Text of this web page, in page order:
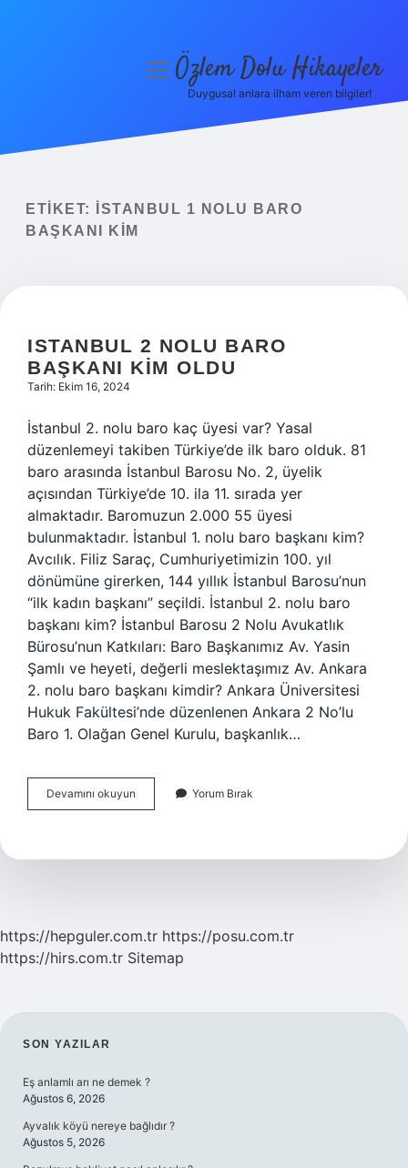
Yasal Uyarı
menüyüÖzlem Dolu Hikayeler
Duygusal anlara ilham veren bilgiler!
ETIKET:
İSTANBUL 1 NOLU BARO
BAŞKANI KIM
ISTANBUL 2 NOLU BARO
BAŞKANI KIM OLDU
Tarih: Ekim 16, 2024
İstanbul 2. nolu baro kaç üyesi var? Yasal
düzenlemeyi takiben Türkiye’de ilk baro olduk. 81
baro arasında İstanbul Barosu No. 2, üyelik
açısından Türkiye’de 10. ila 11. sırada yer
almaktadır. Baromuzun 2.000 55 üyesi
bulunmaktadır. İstanbul 1. nolu baro başkanı kim?
Avcılık. Filiz Saraç, Cumhuriyetimizin 100. yıl
dönümüne girerken, 144 yıllık İstanbul Barosu’nun
“ilk kadın başkanı” seçildi. İstanbul 2. nolu baro
başkanı kim? İstanbul Barosu 2 Nolu Avukatlık
Bürosu’nun Katkıları: Baro Başkanımız Av. Yasin
Şamlı ve heyeti, değerli meslektaşımız Av. Ankara
2. nolu baro başkanı kimdir? Ankara Üniversitesi
Hukuk Fakültesi’nde düzenlenen Ankara 2 No’lu
Baro 1. Olağan Genel Kurulu, başkanlık…
Devamını okuyun
2
Başkanı
Yorum Bırak
https://hepguler.com.tr https://posu.com.tr
https://hirs.com.tr Sitemap
SIDEBAR
SON YAZILAR
Eş anlamlı arı ne demek ?
Ağustos 6, 2026
Ayvalık köyü nereye bağlıdır ?
Ağustos 5, 2026